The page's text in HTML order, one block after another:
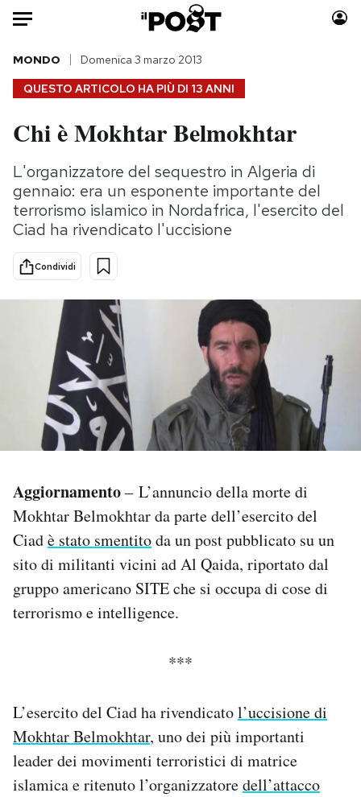
Auto
HOME
Italia
Politica
Tecnologia
Internet
Scienza
Cultura
Economia
Sport
Moda
Consumismi
Storie/Idee
Ok Boomer!
Altrecose
Mondiali calcio 2026
PODCAST
NEWSLETTER
I MIEI PREFERITI
SHOP
CALENDARIO
Newsletter
Notifiche mobile
Regala il Post
QUESTO ARTICOLO HA PIÙ DI 13 ANNI
MONDO Domenica 3 marzo 2013
Chi è Mokhtar Belmokhtar
L'organizzatore del sequestro in Algeria di
gennaio: era un esponente importante del
terrorismo islamico in Nordafrica, l'esercito del
Ciad ha rivendicato l'uccisione
Condividi
Aggiornamento– L’annuncio della morte di
Mokhtar Belmokhtar da parte dell’esercito del
Ciadè stato smentitoda un post pubblicato su un
sito di militanti vicini ad Al Qaida, riportato dal
gruppo americano SITE che si occupa di cose di
terrorismo e intelligence.
***
L’esercito del Ciad ha rivendicatol’uccisione di
Mokhtar Belmokhtar, uno dei più importanti
leader dei movimenti terroristici di matrice
islamica e ritenuto l’organizzatoredell’attacco